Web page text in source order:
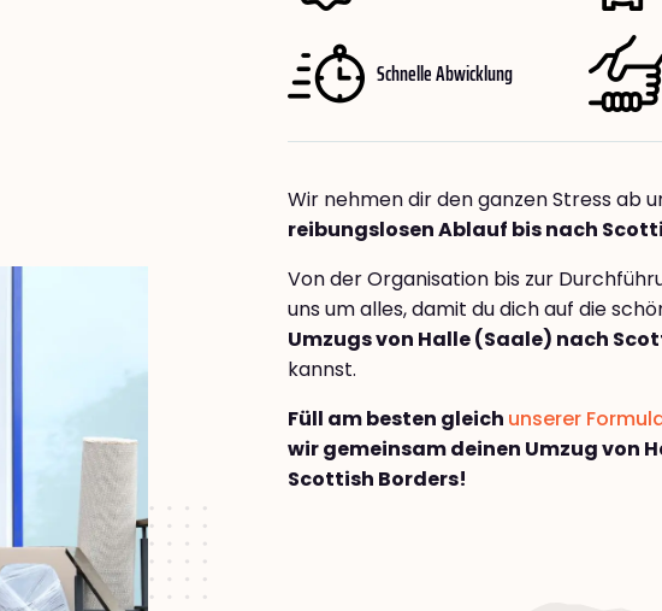
Schnelle Abwicklung
Wir nehmen dir den ganzen Stress ab
reibungslosen Ablauf bis nach
Von der Organisation bis zur
uns um alles, damit du dich auf die
Umzugs von Halle (Saale) nach
kannst.
Füll am besten gleich unserer
wir gemeinsam deinen Umzug von
Scottish Borders!